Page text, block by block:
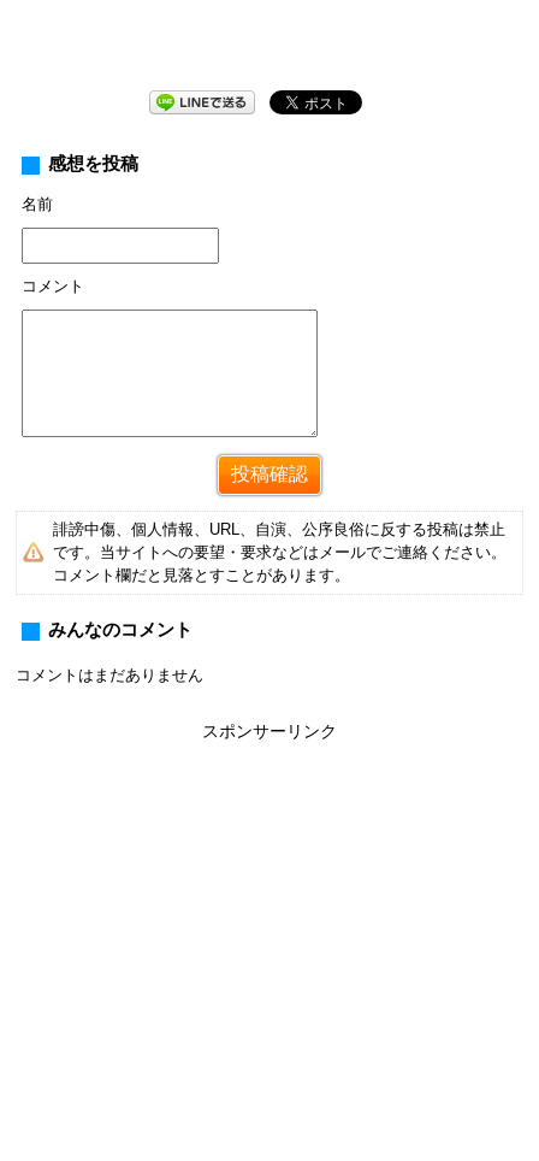
感想を投稿
名前
コメント
誹謗中傷、個人情報、URL、自演、公序良俗に反する投稿は禁止
です。当サイトへの要望・要求などはメールでご連絡ください。
コメント欄だと見落とすことがあります。
みんなのコメント
コメントはまだありません
スポンサーリンク